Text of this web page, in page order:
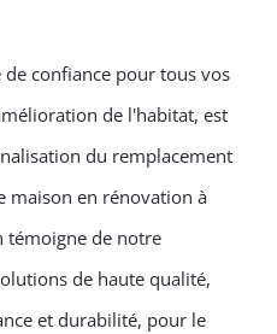
4
Maison en
à Aubagne
confiance pour tous vos
de l'habitat, est
du remplacement
maison en rénovation à
témoigne de notre
de haute qualité,
et durabilité, pour le